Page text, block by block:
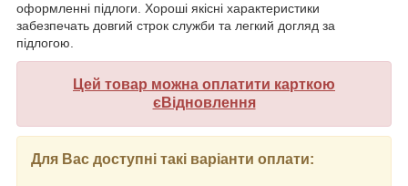
оформленні підлоги. Хороші якісні характеристики
забезпечать довгий строк служби та легкий догляд за
підлогою.
Цей товар можна оплатити карткою
єВідновлення
Для Вас доступні такі варіанти оплати: